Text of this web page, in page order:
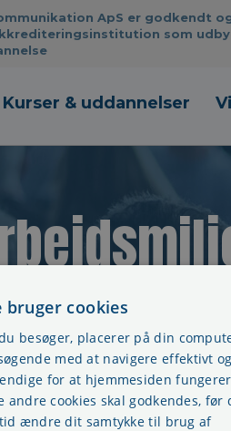
ApS er godkendt
som
Kurser & uddannelser
bruger cookies
besøger, placerer på din
med at navigere effektivt og
for at hjemmesiden fungerer
cookies skal godkendes, før
ændre dit samtykke til brug af